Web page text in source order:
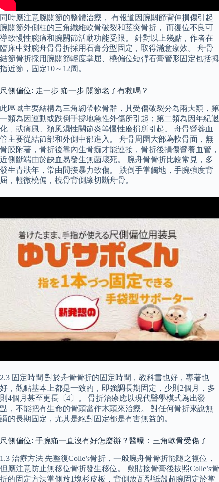
同時應注意腕關節的整體治療， 有報道因腕關節背伸損傷引起
腕關節外側柱的三角纖維軟骨破裂和莖突骨折， 而復位不良可
導致慢性腕痛和腕關節活動功能受限。 針對以上幾點，作者在
臨床中對腕舟骨骨折採用石膏分型固定，取得滿意療效。 舟骨
結節骨折採用腕關節輕度掌屈、橈偏位短臂石膏管形固定包括拇
指近節，固定10～12周。
尺側偏位: 走一步 痛一步 關節老了有救嗎？
此區域主要結構為三角韌帶軟骨群，其受傷破裂分為兩大類，第
一類為因運動或跌倒手撐地急性外傷所引起；第二類為因年紀退
化，或痛風、類風濕性關節炎等慢性磨損所引起。 舟骨營養血
管主要從結節部和外側中部進入。 舟骨周圍大部為軟骨面，無
骨膜附著，骨折後靠內生骨痂才能連接，骨折後損傷營養血管，
近側斷端由於缺血易發生無菌壞死。 腕舟骨骨折比較常見，多
發生青狀年，常由間接暴力致傷。 跌倒手掌觸地，手腕強度背
屈，輕微橈偏，橈骨背側緣切斷舟骨。
2.3 固定時間 對於舟骨骨折的固定時間，教科書也好，專著也
好，觀點基本上都是一致的，即強調長期固定，少則2個月，多
則4個月甚至更長〔4〕。 骨折治療應以現代醫學模式為出發
點，不能把有生命的骨頭當作木頭來治療。 對任何骨折來說無
謂的長期固定，尤其是絕對固定都是有害無益的。
尺側偏位: 手腕痛一直沒有好怎麼辦？醫曝：三角軟骨受傷了
1.3 治療方法 先整復Colle’s骨折，一般腕舟骨骨折能隨之複位，
但應注意防止無移位骨折發生移位。 敷貼接骨膏後按照Colle’s骨
折的固定方法掌側放1塊杉皮板，背側放瓦型紙殼超腕固定於掌